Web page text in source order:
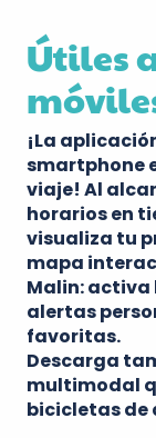
Útiles
¡La
smartphone
viaje! Al
horarios en
visualiza tu
mapa
Malin: activa
alertas
favoritas.
Descarga
multimodal
bicicletas de